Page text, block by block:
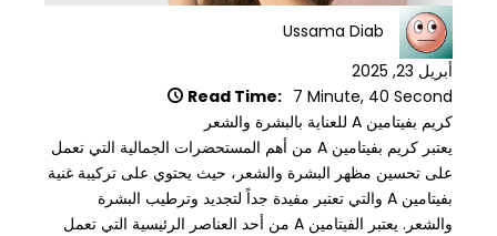
Ussama Diab
أبريل 23, 2025
Read Time: 7 Minute, 40 Second
كريم بفيتامين A للعناية بالبشرة والشعر
يعتبر كريم بفيتامين A من أهم المستحضرات الجمالية التي تعمل
على تحسين مظهر البشرة والشعر، حيث يحتوي على تركيبة غنية
بفيتامين A والتي تعتبر مفيدة جداً لتجديد وترطيب البشرة
والشعر. يعتبر الفيتامين A من أحد العناصر الرئيسية التي تعمل